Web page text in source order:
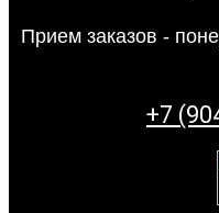
Прием заказов -
+7